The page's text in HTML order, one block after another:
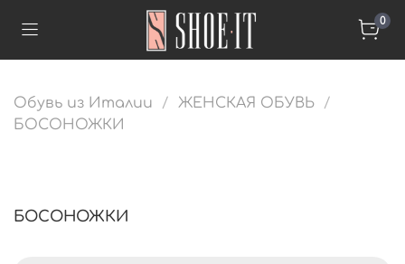
0
Обувь из Италии
ЖЕНСКАЯ ОБУВЬ
БОСОНОЖКИ
БОСОНОЖКИ